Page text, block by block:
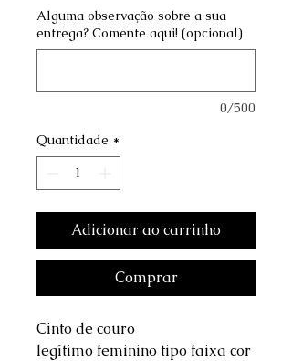
Alguma observação sobre a sua
entrega? Comente aqui! (opcional)
0/500
Quantidade *
Adicionar ao carrinho
Comprar
Cinto de couro
legítimo feminino tipo faixa cor